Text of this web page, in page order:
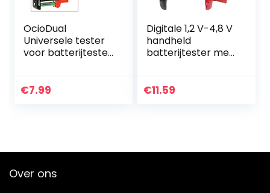
OcioDual
Universele tester
voor batterijtester
€7.99
Digitale 1,2 V-4,8 V
handheld
batterijtester met
voor kantoor voor
€11.59
Over ons